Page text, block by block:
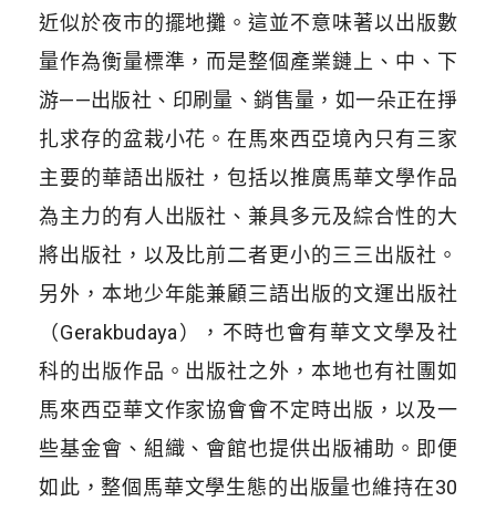
近似於夜市的擺地攤。這並不意味著以出版數
量作為衡量標準，而是整個產業鏈上、中、下
游——出版社、印刷量、銷售量，如一朵正在掙
扎求存的盆栽小花。在馬來西亞境內只有三家
主要的華語出版社，包括以推廣馬華文學作品
為主力的有人出版社、兼具多元及綜合性的大
將出版社，以及比前二者更小的三三出版社。
另外，本地少年能兼顧三語出版的文運出版社
（Gerakbudaya），不時也會有華文文學及社
科的出版作品。出版社之外，本地也有社團如
馬來西亞華文作家協會會不定時出版，以及一
些基金會、組織、會館也提供出版補助。即便
如此，整個馬華文學生態的出版量也維持在30